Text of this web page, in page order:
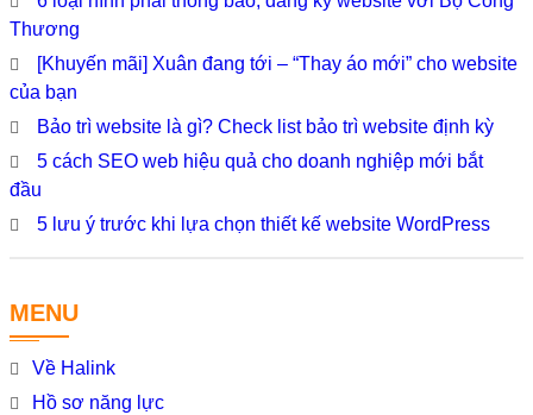
Thương
[Khuyến mãi] Xuân đang tới – “Thay áo mới” cho website
của bạn
Bảo trì website là gì? Check list bảo trì website định kỳ
5 cách SEO web hiệu quả cho doanh nghiệp mới bắt
đầu
5 lưu ý trước khi lựa chọn thiết kế website WordPress
MENU
Về Halink
Hồ sơ năng lực